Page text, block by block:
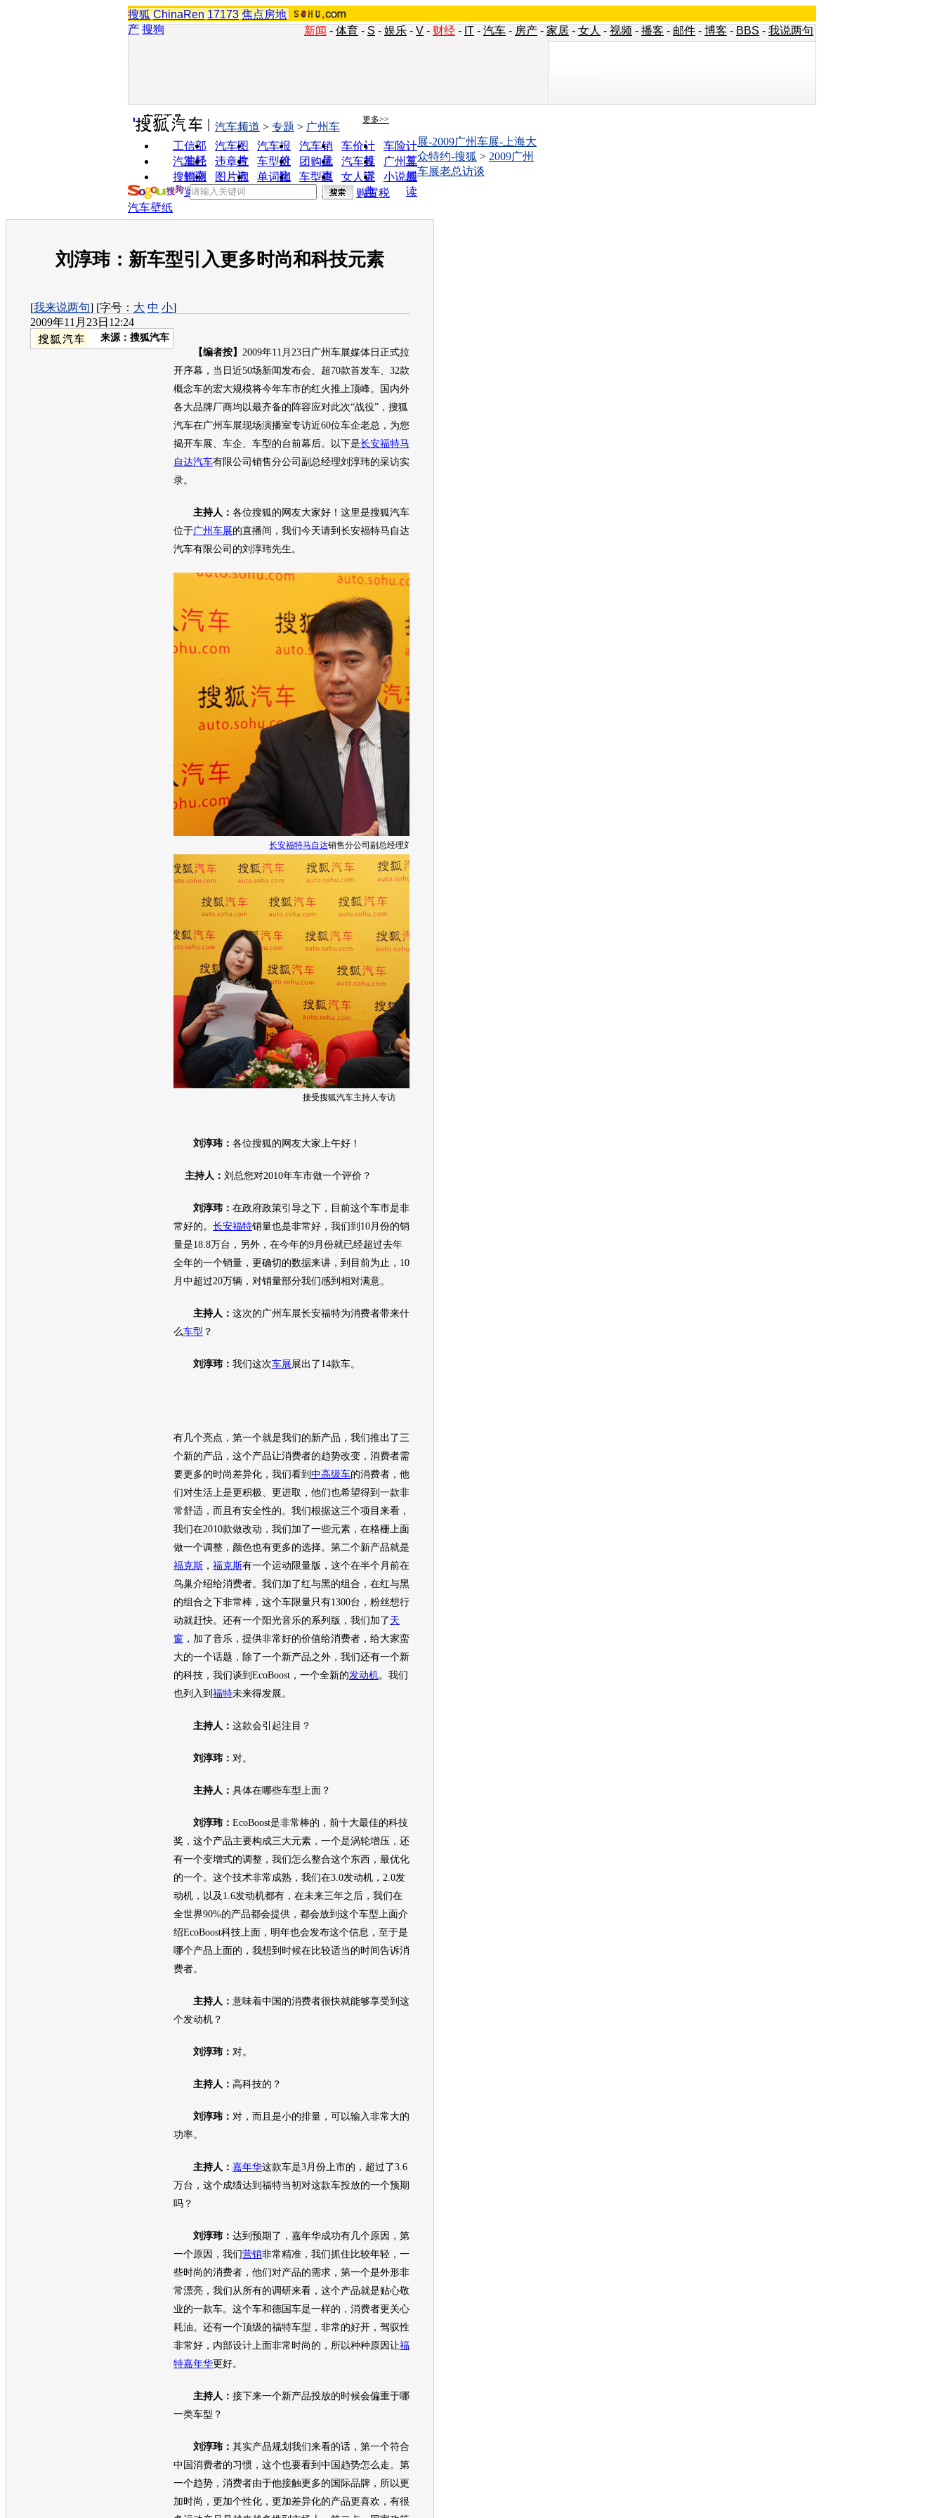
搜狐 ChinaRen 17173 焦点房地
产 搜狗 新闻 - 体育 - S - 娱乐 - V - 财经 - IT - 汽车 - 房产 - 家居 - 女人 - 视频 - 播客 - 邮件 - 博客 - BBS - 我说两句
实用工具 更多>>
工信部
油耗
汽车图
片
汽车报
价
汽车销
量
车价计
算
车险计
算
汽车经
销商
违章查
询
车型对
比
团购优
惠
汽车投
诉
广州车
展
搜狗浏
览器
图片欣
赏
单词翻
车型查
询
女人宝
典
小说阅
读
汽车频道 > 专题 > 广州车
展-2009广州车展-上海大
众特约-搜狐 > 2009广州
车展老总访谈
购置税
汽车壁纸
刘淳玮：新车型引入更多时尚和科技元素
[我来说两句] [字号： 大 中 小]
2009年11月23日12:24
来源： 搜狐汽车
【编者按】 2009年11月23日广州车展媒体日正式拉
开序幕，当日近50场新闻发布会、超70款首发车、32款
概念车的宏大规模将今年车市的红火推上顶峰。国内外
各大品牌厂商均以最齐备的阵容应对此次“战役”，搜狐
汽车在广州车展现场演播室专访近60位车企老总，为您
揭开车展、车企、车型的台前幕后。以下是长安福特马
自达汽车有限公司销售分公司副总经理刘淳玮的采访实
录。
主持人： 各位搜狐的网友大家好！这里是搜狐汽车
位于广州车展的直播间，我们今天请到 长安福特马自达
汽车有限公司的刘淳玮先生。
长安福特马自达销售分公司副总经理刘淳玮
接受搜狐汽车主持人专访
刘淳玮： 各位搜狐的网友大家上午好！
主持人： 刘总您对2010年车市做一个评价？
刘淳玮： 在政府政策引导之下，目前这个车市是非
常好的。 长安福特销量也是非常好，我们到10月份的销
量是18.8万台，另外，在今年的9月份就已经超过去年
全年的一个销量，更确切的数据来讲，到目前为止，10
月中超过20万辆，对销量部分我们感到相对满意。
主持人： 这次的 广州车展长安福特为消费者带来什
么车型 ？
刘淳玮： 我们这次车展 展出了14款车。
有几个亮点，第一个就是我们的新产品，我们推出了三
个新的产品，这个产品让消费者的趋势改变，消费者需
要更多的时尚差异化，我们看到 中高级车的消费者，他
们对生活上是更积极、更进取，他们也希望得到一款非
常舒适，而且有安全性的。我们根据这三个项目来看，
我们在2010款做改动，我们加了一些元素，在格栅上面
做一个调整，颜色也有更多的选择。第二个新产品就是
福克斯 ， 福克斯有一个运动限量版，这个在半个月前在
鸟巢介绍给消费者。我们加了红与黑的组合，在红与黑
的组合之下非常棒，这个车限量只有1300台，粉丝想行
动就赶快。还有一个阳光音乐的系列版，我们加了 天
窗 ，加了音乐，提供非常好的价值给消费者，给大家蛮
大的一个话题，除了一个新产品之外，我们还有一个新
的科技，我们谈到EcoBoost，一个全新的发动机。我们
也列入到 福特未来得发展。
主持人： 这款会引起注目？
刘淳玮： 对。
主持人： 具体在哪些车型 上面？
刘淳玮： EcoBoost是非常棒的，前十大最佳的科技
奖，这个产品主要构成三大元素，一个是涡轮增压，还
有一个变增式的调整，我们怎么整合这个东西，最优化
的一个。这个技术非常成熟，我们在3.0发动机 ，2.0发
动机 ，以及1.6发动机都有，在未来三年之后，我们在
全世界90%的产品都会提供，都会放到这个车型 上面介
绍EcoBoost科技上面，明年也会发布这个信息，至于是
哪个产品上面的，我想到时候在比较适当的时间告诉消
费者。
主持人： 意味着中国的消费者很快就能够享受到这
个发动机 ？
刘淳玮： 对。
主持人： 高科技的？
刘淳玮： 对，而且是小的排量，可以输入非常大的
功率。
主持人： 嘉年华这款车是3月份上市的，超过了3.6
万台，这个成绩达到 福特当初对这款车投放的一个预期
吗？
刘淳玮： 达到预期了， 嘉年华成功有几个原因，第
一个原因，我们营销非常精准，我们抓住比较年轻，一
些时尚的消费者，他们对产品的需求，第一个是外形非
常漂亮，我们从所有的调研来看，这个产品就是贴心敬
业的一款车。这个车和德国车是一样的，消费者更关心
耗油。还有一个顶级的福特车型 ，非常的好开，驾驭性
非常好，内部设计上面非常时尚的，所以种种原因让福
特嘉年华更好。
主持人： 接下来一个新产品投放的时候会偏重于哪
一类车型 ？
刘淳玮： 其实产品规划我们来看的话，第一个符合
中国消费者的习惯，这个也要看到中国趋势怎么走。第
一个趋势，消费者由于他接触更多的国际品牌，所以更
加时尚，更加个性化，更加差异化的产品更喜欢，有很